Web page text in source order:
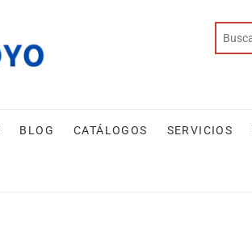
BLOG CATÁLOGOS SERVICIOS